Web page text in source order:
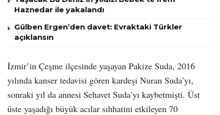
Haznedar ile yakalandı
Gülben Ergen’den davet: Evraktaki Türkler
açıklansın
İzmir’in Çeşme ilçesinde yaşayan Pakize Suda, 2016
yılında kanser tedavisi gören kardeşi Nuran Suda’yı,
sonraki yıl da annesi Sehavet Suda’yı kaybetmişti. Üst
üste yaşadığı büyük acılar sıhhatini etkileyen 70